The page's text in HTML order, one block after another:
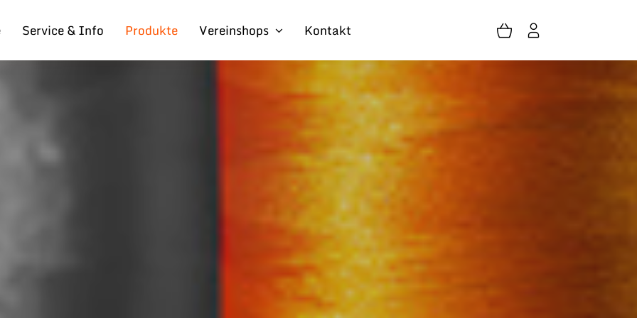
Service & Info Produkte Vereinshops Kontakt